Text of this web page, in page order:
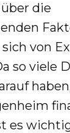
die
sich von
so viele
es